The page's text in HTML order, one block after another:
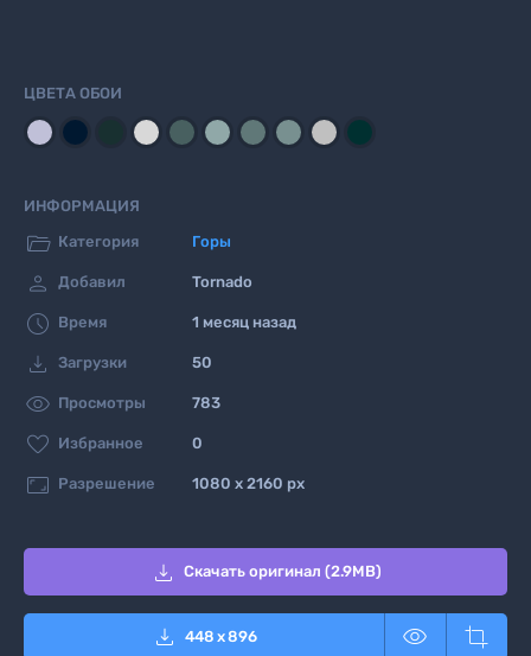
ЦВЕТА ОБОИ
ИНФОРМАЦИЯ
 Категория Горы
 Добавил Tornado
 Время 1 месяц назад
 Загрузки 50
 Просмотры 783
 Избранное 0
 Разрешение 1080 x 2160 px
 Скачать оригинал (2.9MB)
 448 x896  